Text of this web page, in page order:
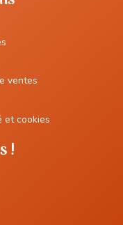
ventes
et cookies
!